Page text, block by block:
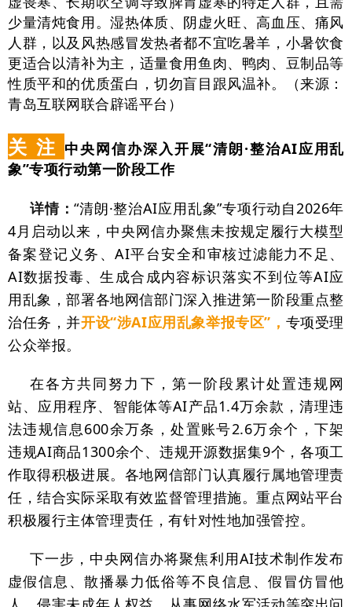
少量清炖食用。湿热体质、阴虚火旺、高血压、痛风
人群，以及风热感冒发热者都不宜吃暑羊，小暑饮食
更适合以清补为主，适量食用鱼肉、鸭肉、豆制品等
性质平和的优质蛋白，切勿盲目跟风温补。（来源：
青岛互联网联合辟谣平台）
关 注 中央网信办深入开展“清朗·整治AI应用乱
象”专项行动第一阶段工作
详情：“清朗·整治AI应用乱象”专项行动自2026年
4月启动以来，中央网信办聚焦未按规定履行大模型
备案登记义务、AI平台安全和审核过滤能力不足、
AI数据投毒、生成合成内容标识落实不到位等AI应
用乱象，部署各地网信部门深入推进第一阶段重点整
治任务，并开设“涉AI应用乱象举报专区”， 专项受理
公众举报。
在各方共同努力下，第一阶段累计处置违规网
站、应用程序、智能体等AI产品1.4万余款，清理违
法违规信息600余万条，处置账号2.6万余个，下架
违规AI商品1300余个、违规开源数据集9个，各项工
作取得积极进展。各地网信部门认真履行属地管理责
任，结合实际采取有效监督管理措施。重点网站平台
积极履行主体管理责任，有针对性地加强管控。
下一步，中央网信办将聚焦利用AI技术制作发布
虚假信息、散播暴力低俗等不良信息、假冒仿冒他